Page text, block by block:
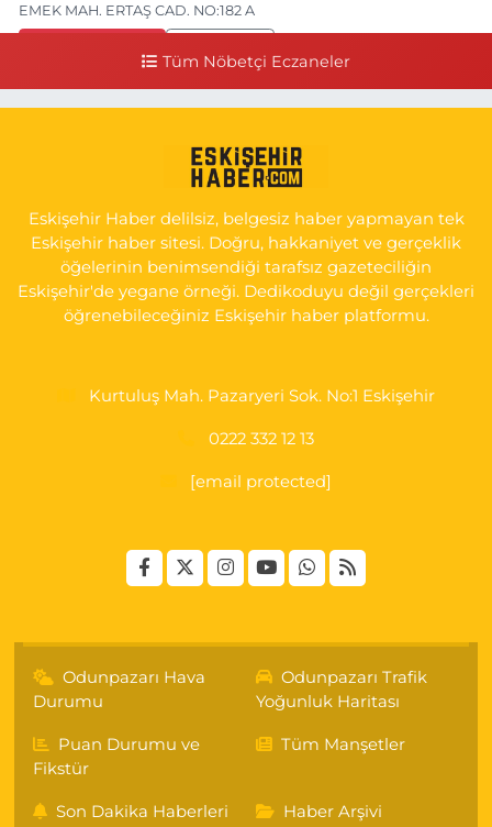
EMEK MAH. ERTAŞ CAD. NO:182 A
YAN SOKAĞI POLİKLİNİK KAPISI TAM KARŞISI I
Yol Tarifi Al
Tüm Nöbetçi Eczaneler
Eskişehir Haber delilsiz, belgesiz haber yapmayan tek
Eskişehir haber sitesi. Doğru, hakkaniyet ve gerçeklik
öğelerinin benimsendiği tarafsız gazeteciliğin
Eskişehir'de yegane örneği. Dedikoduyu değil gerçekleri
öğrenebileceğiniz Eskişehir haber platformu.
Kurtuluş Mah. Pazaryeri Sok. No:1 Eskişehir
0222 332 12 13
[email protected]
Odunpazarı Hava
Durumu
Odunpazarı Trafik
Yoğunluk Haritası
Puan Durumu ve
Fikstür
Tüm Manşetler
Son Dakika Haberleri Haber Arşivi